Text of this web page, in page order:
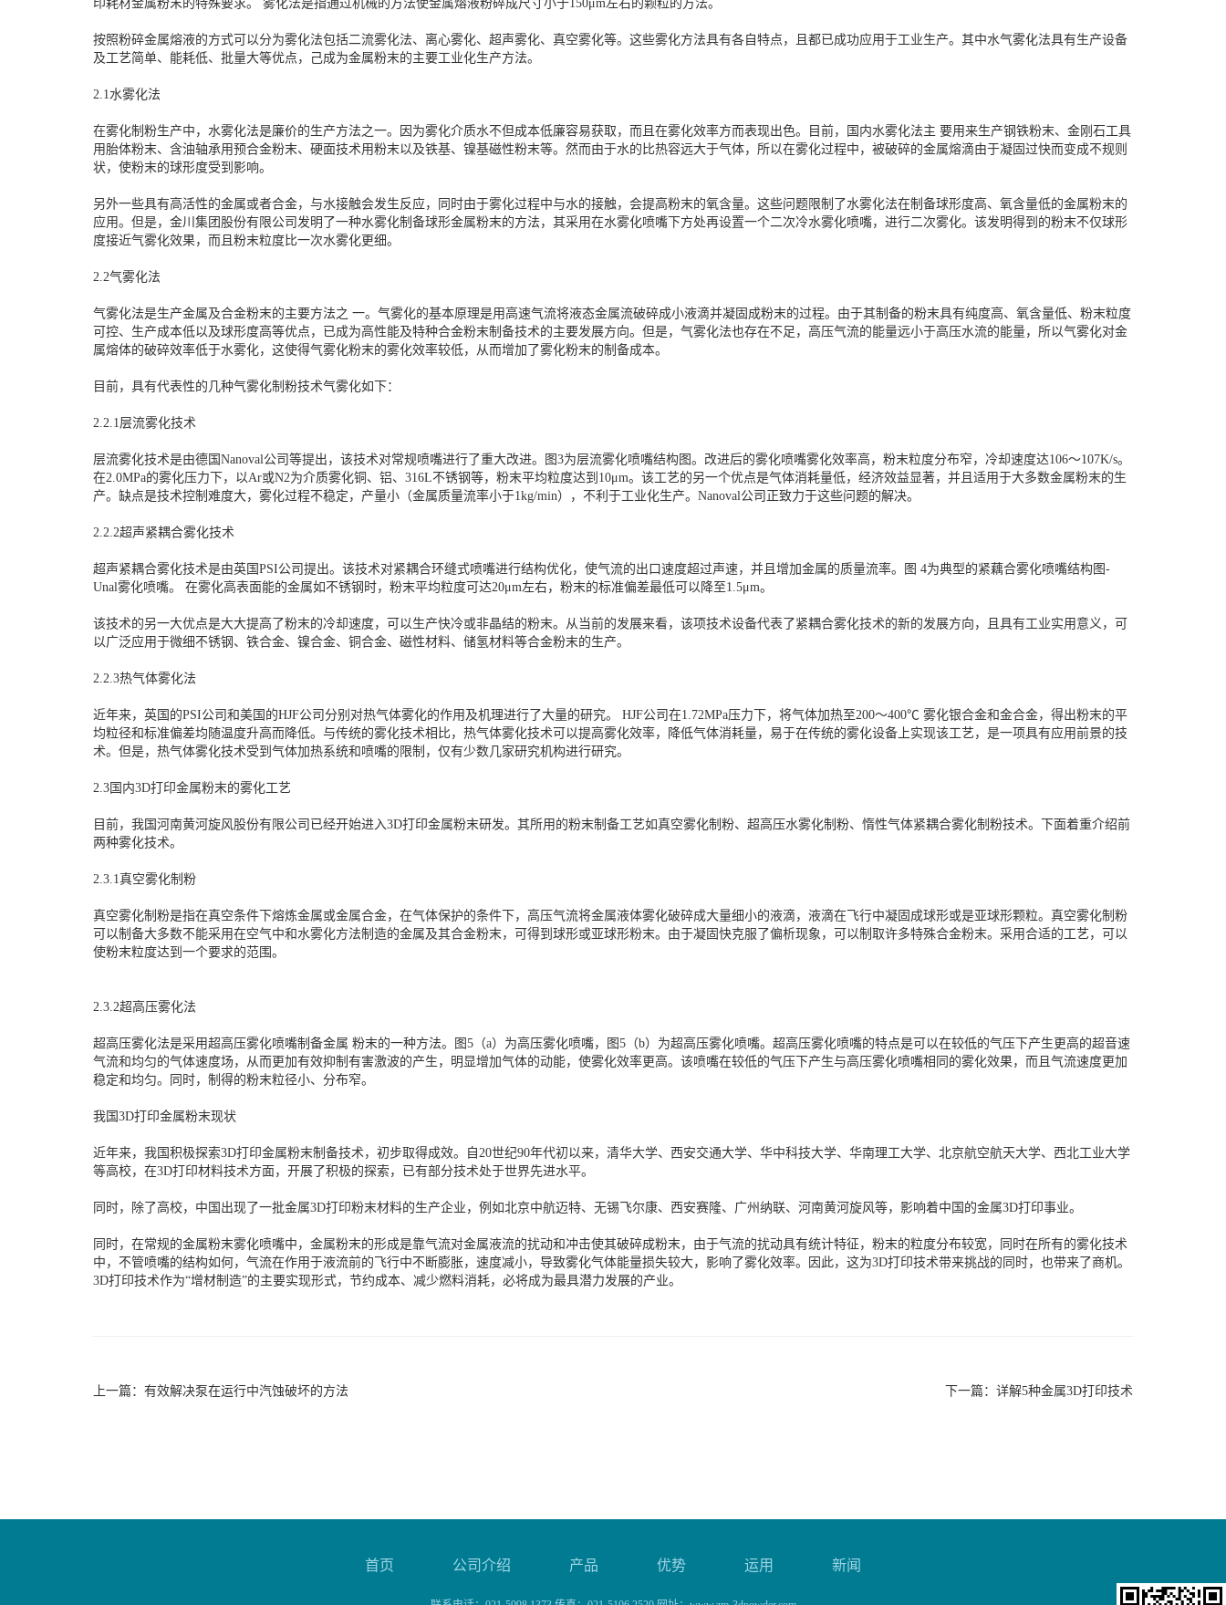
印耗材金属粉末的特殊要求。 雾化法是指通过机械的方法使金属熔液粉碎成尺寸小于150μm左右的颗粒的方法。
按照粉碎金属熔液的方式可以分为雾化法包括二流雾化法、离心雾化、超声雾化、真空雾化等。这些雾化方法具有各自特点，且都已成功应用于工业生产。其中水气雾化法具有生产设备
及工艺简单、能耗低、批量大等优点，己成为金属粉末的主要工业化生产方法。
2.1水雾化法
在雾化制粉生产中，水雾化法是廉价的生产方法之一。因为雾化介质水不但成本低廉容易获取，而且在雾化效率方而表现出色。目前，国内水雾化法主 要用来生产钢铁粉末、金刚石工具
用胎体粉末、含油轴承用预合金粉末、硬面技术用粉末以及铁基、镍基磁性粉末等。然而由于水的比热容远大于气体，所以在雾化过程中，被破碎的金属熔滴由于凝固过快而变成不规则
状，使粉末的球形度受到影响。
另外一些具有高活性的金属或者合金，与水接触会发生反应，同时由于雾化过程中与水的接触，会提高粉末的氧含量。这些问题限制了水雾化法在制备球形度高、氧含量低的金属粉末的
应用。但是，金川集团股份有限公司发明了一种水雾化制备球形金属粉末的方法，其采用在水雾化喷嘴下方处再设置一个二次冷水雾化喷嘴，进行二次雾化。该发明得到的粉末不仅球形
度接近气雾化效果，而且粉末粒度比一次水雾化更细。
2.2气雾化法
气雾化法是生产金属及合金粉末的主要方法之 一。气雾化的基本原理是用高速气流将液态金属流破碎成小液滴并凝固成粉末的过程。由于其制备的粉末具有纯度高、氧含量低、粉末粒度
可控、生产成本低以及球形度高等优点，已成为高性能及特种合金粉末制备技术的主要发展方向。但是，气雾化法也存在不足，高压气流的能量远小于高压水流的能量，所以气雾化对金
属熔体的破碎效率低于水雾化，这使得气雾化粉末的雾化效率较低，从而增加了雾化粉末的制备成本。
目前，具有代表性的几种气雾化制粉技术气雾化如下：
2.2.1层流雾化技术
层流雾化技术是由德国Nanoval公司等提出，该技术对常规喷嘴进行了重大改进。图3为层流雾化喷嘴结构图。改进后的雾化喷嘴雾化效率高，粉末粒度分布窄，冷却速度达106～107K/s。
在2.0MPa的雾化压力下，以Ar或N2为介质雾化铜、铝、316L不锈钢等，粉末平均粒度达到10μm。该工艺的另一个优点是气体消耗量低，经济效益显著，并且适用于大多数金属粉末的生
产。缺点是技术控制难度大，雾化过程不稳定，产量小（金属质量流率小于1kg/min），不利于工业化生产。Nanoval公司正致力于这些问题的解决。
2.2.2超声紧耦合雾化技术
超声紧耦合雾化技术是由英国PSI公司提出。该技术对紧耦合环缝式喷嘴进行结构优化，使气流的出口速度超过声速，并且增加金属的质量流率。图 4为典型的紧藕合雾化喷嘴结构图-
Unal雾化喷嘴。 在雾化高表面能的金属如不锈钢时，粉末平均粒度可达20μm左右，粉末的标准偏差最低可以降至1.5μm。
该技术的另一大优点是大大提高了粉末的冷却速度，可以生产快冷或非晶结的粉末。从当前的发展来看，该项技术设备代表了紧耦合雾化技术的新的发展方向，且具有工业实用意义，可
以广泛应用于微细不锈钢、铁合金、镍合金、铜合金、磁性材料、储氢材料等合金粉末的生产。
2.2.3热气体雾化法
近年来，英国的PSI公司和美国的HJF公司分别对热气体雾化的作用及机理进行了大量的研究。 HJF公司在1.72MPa压力下，将气体加热至200～400℃ 雾化银合金和金合金，得出粉末的平
均粒径和标准偏差均随温度升高而降低。与传统的雾化技术相比，热气体雾化技术可以提高雾化效率，降低气体消耗量，易于在传统的雾化设备上实现该工艺，是一项具有应用前景的技
术。但是，热气体雾化技术受到气体加热系统和喷嘴的限制，仅有少数几家研究机构进行研究。
2.3国内3D打印金属粉末的雾化工艺
目前，我国河南黄河旋风股份有限公司已经开始进入3D打印金属粉末研发。其所用的粉末制备工艺如真空雾化制粉、超高压水雾化制粉、惰性气体紧耦合雾化制粉技术。下面着重介绍前
两种雾化技术。
2.3.1真空雾化制粉
真空雾化制粉是指在真空条件下熔炼金属或金属合金，在气体保护的条件下，高压气流将金属液体雾化破碎成大量细小的液滴，液滴在飞行中凝固成球形或是亚球形颗粒。真空雾化制粉
可以制备大多数不能采用在空气中和水雾化方法制造的金属及其合金粉末，可得到球形或亚球形粉末。由于凝固快克服了偏析现象，可以制取许多特殊合金粉末。采用合适的工艺，可以
使粉末粒度达到一个要求的范围。
2.3.2超高压雾化法
超高压雾化法是采用超高压雾化喷嘴制备金属 粉末的一种方法。图5（a）为高压雾化喷嘴，图5（b）为超高压雾化喷嘴。超高压雾化喷嘴的特点是可以在较低的气压下产生更高的超音速
气流和均匀的气体速度场，从而更加有效抑制有害激波的产生，明显增加气体的动能，使雾化效率更高。该喷嘴在较低的气压下产生与高压雾化喷嘴相同的雾化效果，而且气流速度更加
稳定和均匀。同时，制得的粉末粒径小、分布窄。
我国3D打印金属粉末现状
近年来，我国积极探索3D打印金属粉末制备技术，初步取得成效。自20世纪90年代初以来，清华大学、西安交通大学、华中科技大学、华南理工大学、北京航空航天大学、西北工业大学
等高校，在3D打印材料技术方面，开展了积极的探索，已有部分技术处于世界先进水平。
同时，除了高校，中国出现了一批金属3D打印粉末材料的生产企业，例如北京中航迈特、无锡飞尔康、西安赛隆、广州纳联、河南黄河旋风等，影响着中国的金属3D打印事业。
同时，在常规的金属粉末雾化喷嘴中，金属粉末的形成是靠气流对金属液流的扰动和冲击使其破碎成粉末，由于气流的扰动具有统计特征，粉末的粒度分布较宽，同时在所有的雾化技术
中，不管喷嘴的结构如何，气流在作用于液流前的飞行中不断膨胀，速度减小，导致雾化气体能量损失较大，影响了雾化效率。因此，这为3D打印技术带来挑战的同时，也带来了商机。
3D打印技术作为“增材制造”的主要实现形式，节约成本、减少燃料消耗，必将成为最具潜力发展的产业。
上一篇： 有效解决泵在运行中汽蚀破坏的方法 下一篇： 详解5种金属3D打印技术
首页 公司介绍 产品 优势 运用 新闻